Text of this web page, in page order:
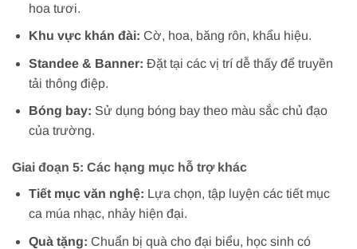
hoa tươi.
Khu vực khán đài: Cờ, hoa, băng rôn, khẩu hiệu.
Standee & Banner: Đặt tại các vị trí dễ thấy để truyền
tải thông điệp.
Bóng bay: Sử dụng bóng bay theo màu sắc chủ đạo
của trường.
Giai đoạn 5: Các hạng mục hỗ trợ khác
Tiết mục văn nghệ: Lựa chọn, tập luyện các tiết mục
ca múa nhạc, nhảy hiện đại.
Quà tặng: Chuẩn bị quà cho đại biểu, học sinh có